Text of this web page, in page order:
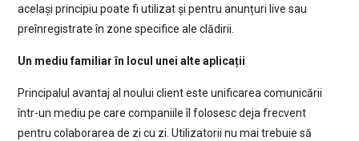
același principiu poate fi utilizat și pentru anunțuri live sau
preînregistrate în zone specifice ale clădirii.
Un mediu familiar în locul unei alte aplicații
Principalul avantaj al noului client este unificarea comunicării
într-un mediu pe care companiile îl folosesc deja frecvent
pentru colaborarea de zi cu zi. Utilizatorii nu mai trebuie să